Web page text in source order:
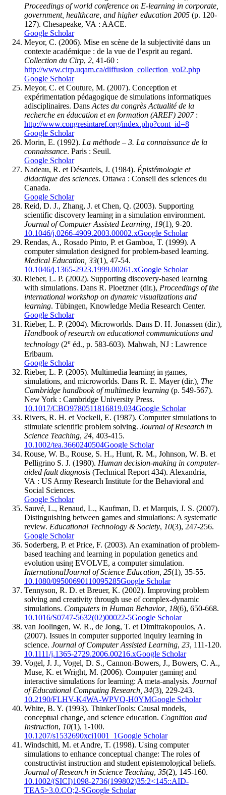
Proceedings of world conference on E-learning in corporate,
government, healthcare, and higher education 2005 (p. 120-
127). Chesapeake, VA : AACE.
Google Scholar
Meyor, C. (2006). Mise en scène de la subjectivité dans un
contexte académique : de la vue de l’esprit au regard.
Collection du Cirp, 2, 41-60 :
http://www.cirp.uqam.ca/diffusion_collection_vol2.php
Google Scholar
Meyor, C. et Couture, M. (2007). Conception et
expérimentation pédagogique de simulations informatiques
adisciplinaires. DansActes du congrès Actualité de la
recherche en éducation et en formation (AREF) 2007:
http://www.congresintaref.org/index.php?cont_id=8
Google Scholar
Morin, E. (1992). La méthode – 3. La connaissance de la
connaissance. Paris : Seuil.
Google Scholar
Nadeau, R. et Désautels, J. (1984). Épistémologie et
didactique des sciences. Ottawa : Conseil des sciences du
Canada.
Google Scholar
Reid, D. J., Zhang, J. et Chen, Q. (2003). Supporting
scientific discovery learning in a simulation environment.
Journal of Computer Assisted Learning, 19(1), 9-20.
10.1046/j.0266-4909.2003.00002.xGoogle Scholar
Rendas, A., Rosado Pinto, P. et Gamboa, T. (1999). A
computer simulation designed for problem-based learning.
Medical Education, 33(1), 47-54.
10.1046/j.1365-2923.1999.00261.xGoogle Scholar
Rieber, L. P. (2002). Supporting discovery-based learning
with simulations. Dans R. Ploetzner (dir.), Proceedings of the
international workshop on dynamic visualizations and
learning. Tübingen, Knowledge Media Research Center.
Google Scholar
Rieber, L. P. (2004). Microworlds. Dans D. H. Jonassen (dir.),
Handbook of research on educational communications and
technology (2e éd., p. 583-603). Mahwah, NJ : Lawrence
Erlbaum.
Google Scholar
Rieber, L. P. (2005). Multimedia learning in games,
simulations, and microworlds. Dans R. E. Mayer (dir.), The
Cambridge handbook of multimedia learning (p. 549-567).
New York : Cambridge University Press.
10.1017/CBO9780511816819.034Google Scholar
Rivers, R. H. et Vockell, E. (1987). Computer simulations to
stimulate scientific problem solving. Journal of Research in
Science Teaching, 24, 403-415.
10.1002/tea.3660240504Google Scholar
Rouse, W. B., Rouse, S. H., Hunt, R. M., Johnson, W. B. et
Pelligrino S. J. (1980). Human decision-making in computer-
aided fault diagnosis (Technical Report 434). Alexandria,
VA : US Army Research Institute for the Behavioral and
Social Sciences.
Google Scholar
Sauvé, L., Renaud, L., Kaufman, D. et Marquis, J. S. (2007).
Distinguishing between games and simulations: A systematic
review. Educational Technology & Society, 10(3), 247-256.
Google Scholar
Soderberg, P. et Price, F. (2003). An examination of problem-
based teaching and learning in population genetics and
evolution using EVOLVE, a computer simulation.
InternationalJournal of Science Education, 25(1), 35-55.
10.1080/09500690110095285Google Scholar
Tennyson, R. D. et Breuer, K. (2002). Improving problem
solving and creativity through use of complex-dynamic
simulations. Computers in Human Behavior, 18(6), 650-668.
10.1016/S0747-5632(02)00022-5Google Scholar
van Joolingen, W. R., de Jong, T. et Dimitrakopoulos, A.
(2007). Issues in computer supported inquiry learning in
science. Journal of Computer Assisted Learning, 23, 111-120.
10.1111/j.1365-2729.2006.00216.xGoogle Scholar
Vogel, J. J., Vogel, D. S., Cannon-Bowers, J., Bowers, C. A.,
Muse, K. et Wright, M. (2006). Computer gaming and
interactive simulations for learning: A meta-analysis. Journal
of Educational Computing Research, 34(3), 229-243.
10.2190/FLHV-K4WA-WPVQ-H0YMGoogle Scholar
White, B. Y. (1993). ThinkerTools: Causal models,
conceptual change, and science education. Cognition and
Instruction, 10(1), 1-100.
10.1207/s1532690xci1001_1Google Scholar
Windschitl, M. et Andre, T. (1998). Using computer
simulations to enhance conceptual change: The roles of
constructivist instruction and student epistemological beliefs.
Journal of Research in Science Teaching, 35(2), 145-160.
10.1002/(SICI)1098-2736(199802)35:2<145::AID-
TEA5>3.0.CO;2-SGoogle Scholar